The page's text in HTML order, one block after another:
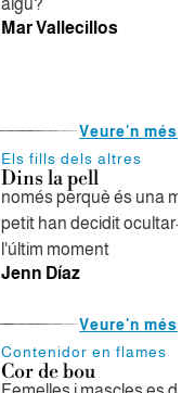
algú?
Mar Vallecillos
Veure'n més
Els fills dels altres
Dins la pell
només perquè és una
petit han decidit ocultar-
l'últim moment
Jenn Díaz
Veure'n més
Contenidor en flames
Cor de bou